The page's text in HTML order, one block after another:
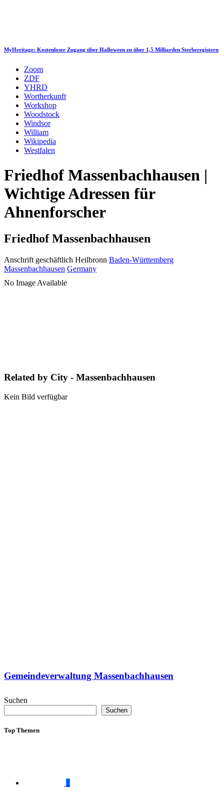
MyHeritage: Kostenloser Zugang über Halloween zu über 1,5 Milliarden Sterberegistern
Zoom
ZDF
YHRD
Wortherkunft
Workshop
Woodstock
Windsor
William
Wikipedia
Westfalen
Friedhof Massenbachhausen |
Wichtige Adressen für
Ahnenforscher
Friedhof Massenbachhausen
Anschrift geschäftlich Heilbronn Baden-Württemberg
Massenbachhausen Germany
No Image Available
Related by City - Massenbachhausen
Kein Bild verfügbar
Gemeindeverwaltung Massenbachhausen
Suchen
Suchen
Top Themen
1